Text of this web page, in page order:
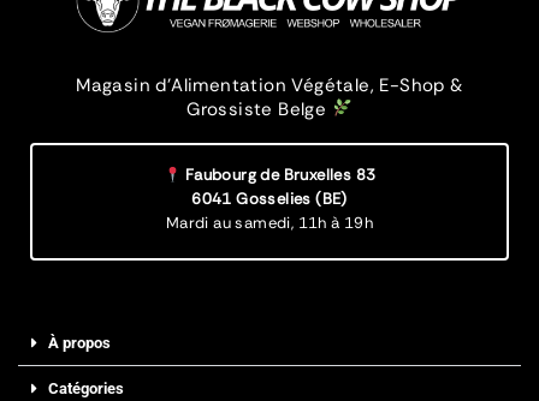
Magasin d’Alimentation Végétale, E-Shop &
Grossiste Belge
Faubourg de Bruxelles 83
6041 Gosselies (BE)
Mardi au samedi, 11h à 19h
À propos
Catégories